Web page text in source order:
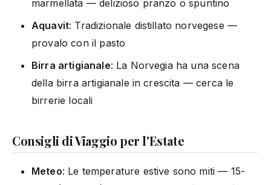
marmellata — delizioso pranzo o spuntino
Aquavit: Tradizionale distillato norvegese —
provalo con il pasto
Birra artigianale: La Norvegia ha una scena
della birra artigianale in crescita — cerca le
birrerie locali
Consigli di Viaggio per l'Estate
Meteo: Le temperature estive sono miti — 15-